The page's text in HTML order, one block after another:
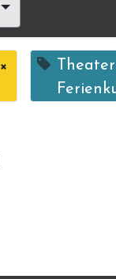
×
Theater